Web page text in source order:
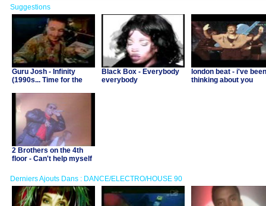
Suggestions
Guru Josh - Infinity
(1990s... Time for the
Black Box - Everybody
everybody
london beat - i've been
thinking about you
2 Brothers on the 4th
floor - Can't help myself
Derniers Ajouts Dans : DANCE/ELECTRO/HOUSE 90